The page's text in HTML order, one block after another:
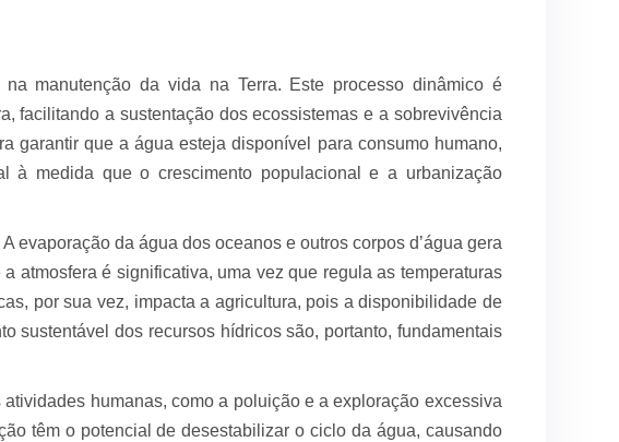
manutenção da vida na Terra. Este processo dinâmico é
facilitando a sustentação dos ecossistemas e a sobrevivência
garantir que a água esteja disponível para consumo humano,
à medida que o crescimento populacional e a urbanização
evaporação da água dos oceanos e outros corpos d’água gera
atmosfera é significativa, uma vez que regula as temperaturas
por sua vez, impacta a agricultura, pois a disponibilidade de
sustentável dos recursos hídricos são, portanto, fundamentais
humanas, como a poluição e a exploração excessiva
têm o potencial de desestabilizar o ciclo da água, causando